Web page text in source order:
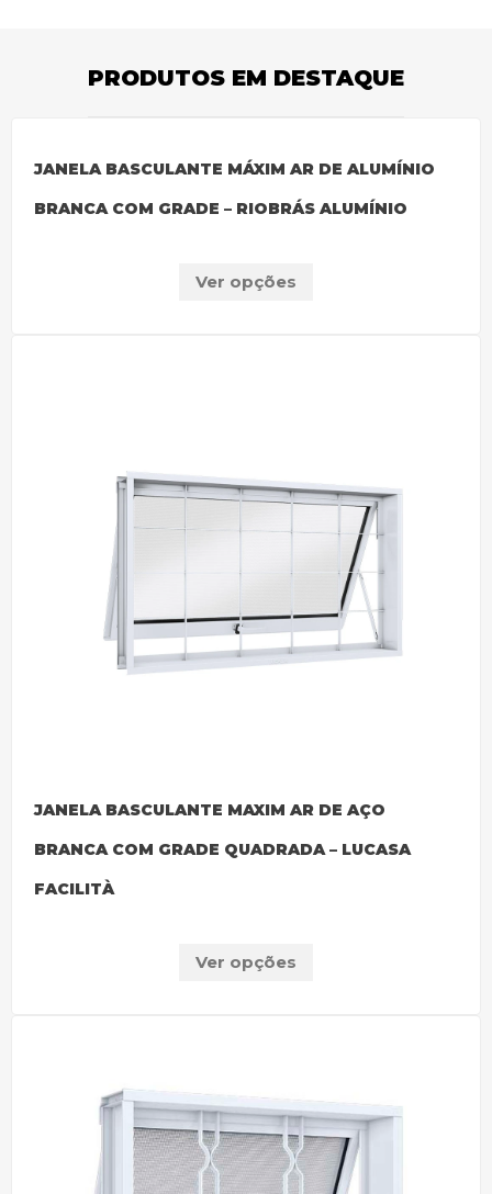
PRODUTOS EM DESTAQUE
JANELA BASCULANTE MÁXIM AR DE ALUMÍNIO
BRANCA COM GRADE – RIOBRÁS ALUMÍNIO
Ver opções
JANELA BASCULANTE MAXIM AR DE AÇO
BRANCA COM GRADE QUADRADA – LUCASA
FACILITÀ
Ver opções